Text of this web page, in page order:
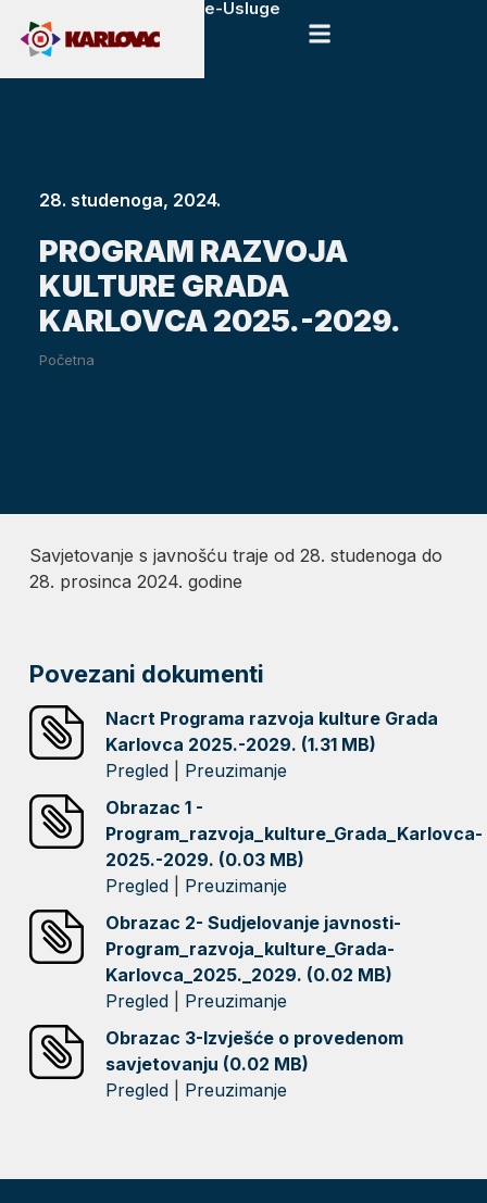
e-Usluge
28. studenoga, 2024.
PROGRAM RAZVOJA
KULTURE GRADA
KARLOVCA 2025.-2029.
Početna
Savjetovanje s javnošću traje od 28. studenoga do
28. prosinca 2024. godine
Povezani dokumenti
Nacrt Programa razvoja kulture Grada
Karlovca 2025.-2029. (1.31 MB)
Pregled
Preuzimanje
Obrazac 1 -
Program_razvoja_kulture_Grada_Karlovca-
2025.-2029. (0.03 MB)
Pregled
Preuzimanje
Obrazac 2- Sudjelovanje javnosti-
Program_razvoja_kulture_Grada-
Karlovca_2025._2029. (0.02 MB)
Pregled
Preuzimanje
Obrazac 3-Izvješće o provedenom
savjetovanju (0.02 MB)
Pregled
Preuzimanje